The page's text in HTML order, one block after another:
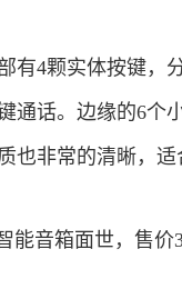
有4颗实体按键，
通话。边缘的6个
也非常的清晰，适